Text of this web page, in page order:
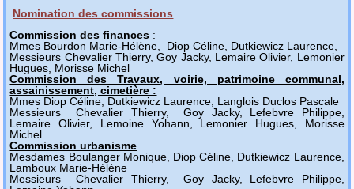
Nomination des commissions
Commission des finances :
Mmes Bourdon Marie-Hélène, Diop Céline, Dutkiewicz Laurence,
Messieurs Chevalier Thierry, Goy Jacky, Lemaire Olivier, Lemonier
Hugues, Morisse Michel
Commission des Travaux, voirie, patrimoine communal,
assainissement, cimetière :
Mmes Diop Céline, Dutkiewicz Laurence, Langlois Duclos Pascale
Messieurs Chevalier Thierry, Goy Jacky, Lefebvre Philippe,
Lemaire Olivier, Lemoine Yohann, Lemonier Hugues, Morisse
Michel
Commission urbanisme
Mesdames Boulanger Monique, Diop Céline, Dutkiewicz Laurence,
Lamboux Marie-Hélène
Messieurs Chevalier Thierry, Goy Jacky, Lefebvre Philippe,